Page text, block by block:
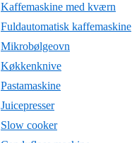
Kaffemaskine med kværn
Fuldautomatisk kaffemaskine
Mikrobølgeovn
Køkkenknive
Pastamaskine
Juicepresser
Slow cooker